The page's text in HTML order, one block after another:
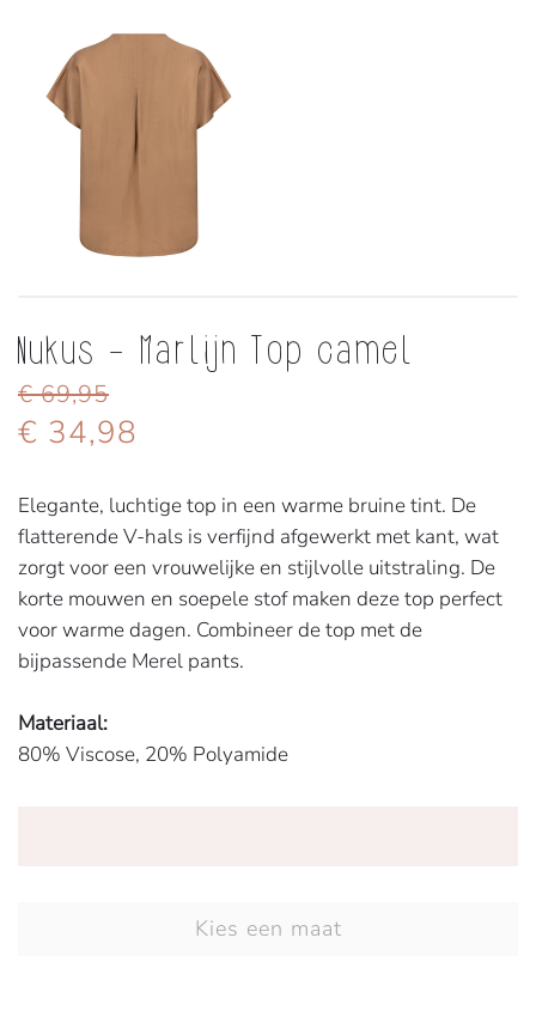
Nukus - Marlijn Top camel
€ 69,95
€ 34,98
Elegante, luchtige top in een warme bruine tint. De
flatterende V-hals is verfijnd afgewerkt met kant, wat
zorgt voor een vrouwelijke en stijlvolle uitstraling. De
korte mouwen en soepele stof maken deze top perfect
voor warme dagen. Combineer de top met de
bijpassende Merel pants.
Materiaal:
80% Viscose, 20% Polyamide
Kies een maat